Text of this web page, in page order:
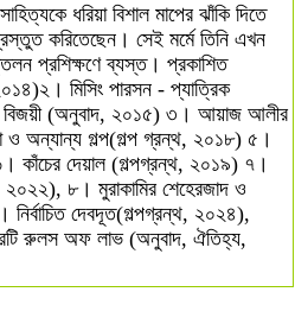
ধরিয়া বিশাল মাপের ঝাঁকি দিতে
করিতেছেন। সেই মর্মে তিনি এখন
প্রশিক্ষণে ব্যস্ত। প্রকাশিত
মিসিং পারসন - প্যাত্রিক
বিজয়ী (অনুবাদ, ২০১৫) ৩। আয়াজ আলীর
অন্যান্য গল্প(গল্প গ্রন্থ, ২০১৮) ৫।
কাঁচের দেয়াল (গল্পগ্রন্থ, ২০১৯) ৭।
২০২২), ৮। মুরাকামির শেহেরজাদ ও
দেবদূত(গল্পগ্রন্থ, ২০২৪),
রুলস অফ লাভ (অনুবাদ, ঐতিহ্য,